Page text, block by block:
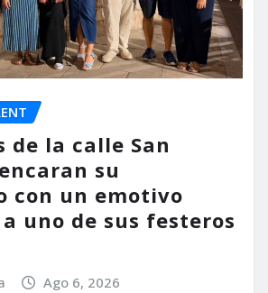
de la calle San
su
con un emotivo
uno de sus festeros
Ago 6, 2026